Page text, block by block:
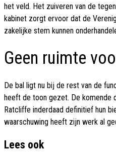
het veld. Het zuiveren van de
kabinet zorgt ervoor dat de
zakelijke stem kunnen
Geen ruimte
De bal ligt nu bij de rest van de
heeft de toon gezet. De komende
Ratcliffe inderdaad definitief hun
waarschuwing heeft zijn werk al
Lees ook